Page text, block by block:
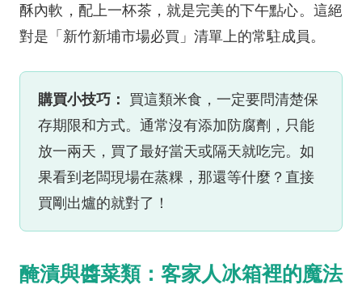
酥內軟，配上一杯茶，就是完美的下午點心。這絕
對是「新竹新埔市場必買」清單上的常駐成員。
購買小技巧：
買這類米食，一定要問清楚保
存期限和方式。通常沒有添加防腐劑，只能
放一兩天，買了最好當天或隔天就吃完。如
果看到老闆現場在蒸粿，那還等什麼？直接
買剛出爐的就對了！
醃漬與醬菜類：客家人冰箱裡的魔法